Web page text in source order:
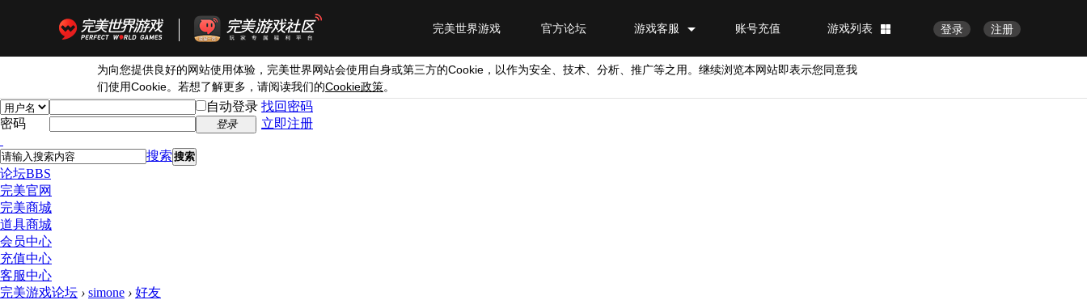
注册
登录
游戏列表
账号充值
游戏客服
官方论坛
完美世界游戏
为向您提供良好的网站使用体验，完美世界网站会使用自身或第三方的Cookie ，以作为安全、技术、分析、推广等之用。继续浏览本网站即表示您同意我
们使用Cookie。若想了解更多，请阅读我们的Cookie政策。
自动登录 找回密码
密码
登录 立即注册
搜索 搜索
论坛BBS
完美官网
完美商城
道具商城
会员中心
充值中心
客服中心
完美游戏论坛 › simone › 好友